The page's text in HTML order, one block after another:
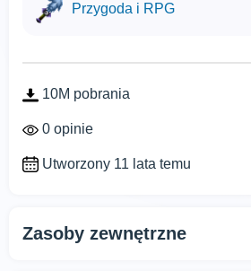
Przygoda i RPG
10M pobrania
0 opinie
Utworzony 11 lata temu
Zasoby zewnętrzne